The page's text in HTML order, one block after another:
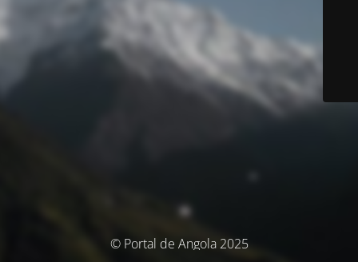
© Portal de Angola 2025